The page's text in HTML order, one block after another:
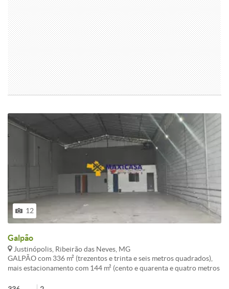
12
Galpão
Justinópolis, Ribeirão das Neves, MG
GALPÃO com 336 m² (trezentos e trinta e seis metros quadrados),
mais estacionamento com 144 m² (cento e quarenta e quatro metros